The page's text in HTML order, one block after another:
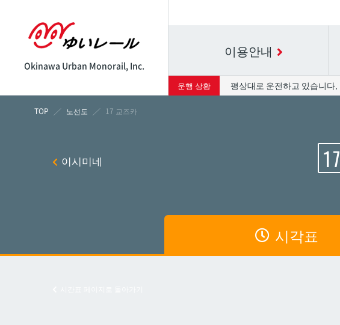
이용안내
시립병원앞
시립병원앞
Okinawa Urban Monorail, Inc.
운행 상황 평상대로 운전하고 있습니다.
노선도 17 교즈카
17
시각표
이시미네